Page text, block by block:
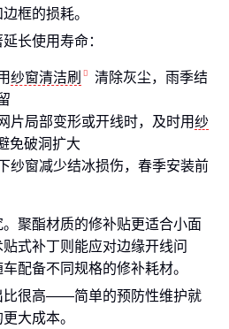
框的损耗。
长使用寿命：
纱窗清洁刷
清除灰尘，雨季结
片局部变形或开线时，及时用纱
免破洞扩大
纱窗减少结冰损伤，春季安装前
聚酯材质的修补贴更适合小面
式补丁则能应对边缘开线问
配备不同规格的修补耗材。
比很高——简单的预防性维护就
大成本。